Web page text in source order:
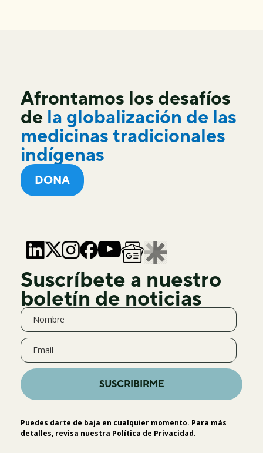
Afrontamos los desafíos
de la globalización de las
medicinas tradicionales
indígenas
DONA
Suscríbete a nuestro
boletín de noticias
SUSCRIBIRME
Puedes darte de baja en cualquier momento. Para más
detalles, revisa nuestra Política de Privacidad.